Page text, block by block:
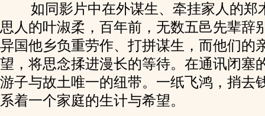
如同影片中在外谋生、牵挂家人的郑
思人的叶淑柔，百年前，无数五邑先辈辞
异国他乡负重劳作、打拼谋生，而他们的
望，将思念揉进漫长的等待。在通讯闭塞
游子与故土唯一的纽带。一纸飞鸿，捎去
系着一个家庭的生计与希望。